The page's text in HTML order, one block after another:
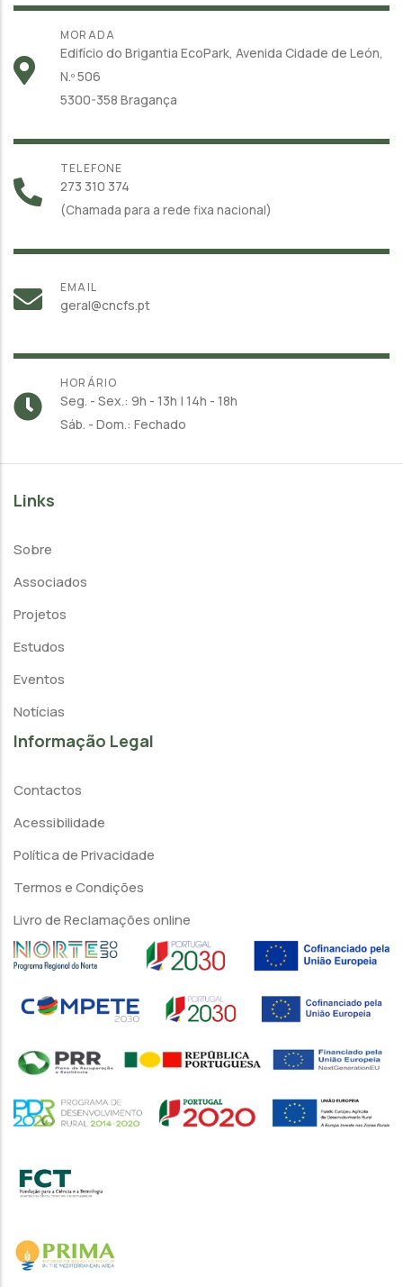
MORADA
Edifício do Brigantia EcoPark, Avenida Cidade de León,
N.º 506
5300-358 Bragança
TELEFONE
273 310 374
(Chamada para a rede fixa nacional)
EMAIL
geral@cncfs.pt
HORÁRIO
Seg. - Sex.: 9h - 13h | 14h - 18h
Sáb. - Dom.: Fechado
Links
Sobre
Associados
Projetos
Estudos
Eventos
Notícias
Informação Legal
Contactos
Acessibilidade
Política de Privacidade
Termos e Condições
Livro de Reclamações online